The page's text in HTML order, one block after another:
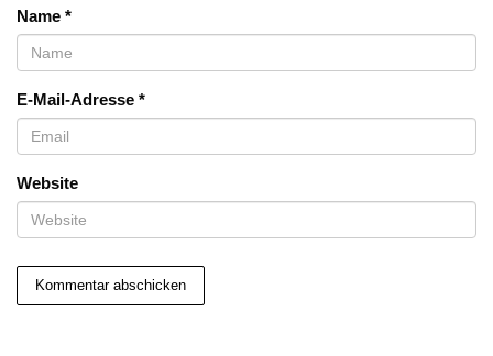
Name *
E-Mail-Adresse *
Website